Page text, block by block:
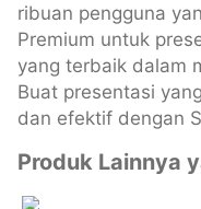
ribuan pengguna
Premium untuk
yang terbaik dalam
Buat presentasi
dan efektif dengan
Produk Lainnya